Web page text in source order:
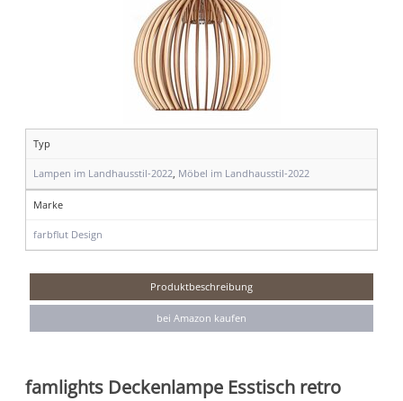
Typ
Lampen im Landhausstil-2022 Möbel im Landhausstil-2022
Marke
farbflut Design
Produktbeschreibung
bei Amazon kaufen
famlights Deckenlampe Esstisch retro